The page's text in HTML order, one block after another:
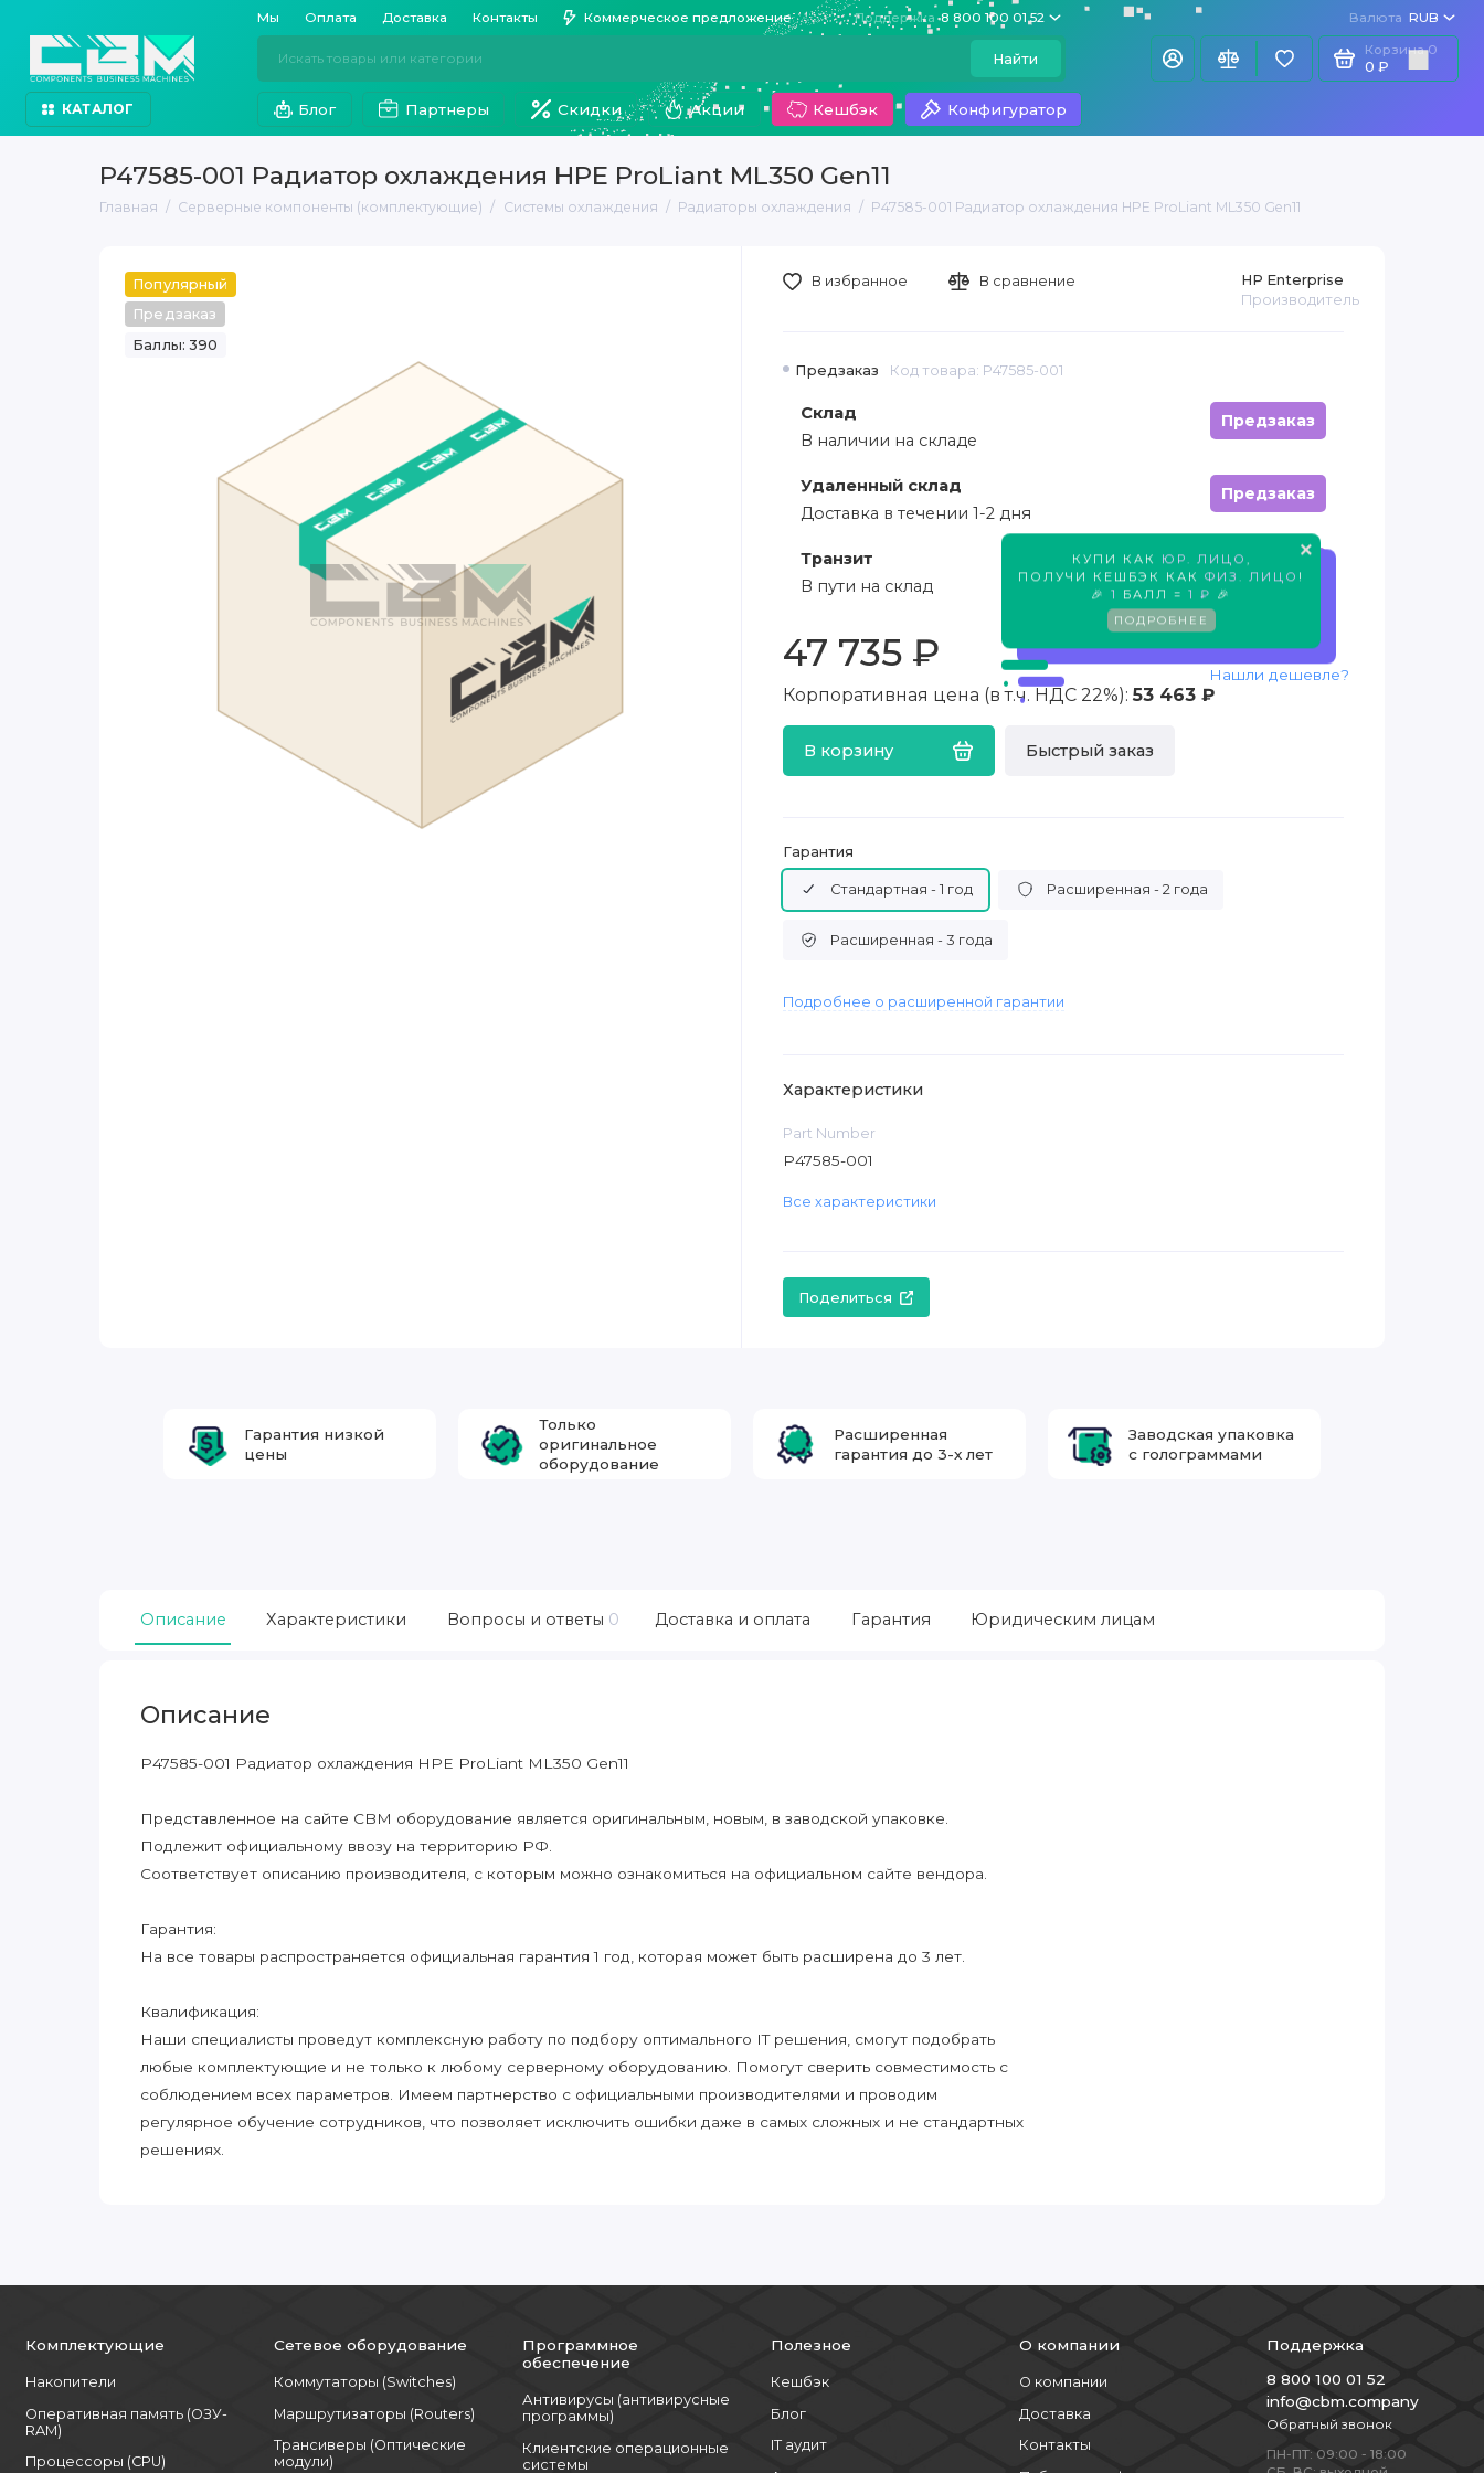
Мы Оплата Доставка Контакты Коммерческое предложение Поддержка 8 800 100 01 52 Валюта RUB
Найти
Корзина 0
0 ₽
КАТАЛОГ Блог Партнеры Скидки Акции Кешбэк Конфигуратор
P47585-001 Радиатор охлаждения HPE ProLiant ML350 Gen11
Главная Серверные компоненты (комплектующие) Системы охлаждения Радиаторы охлаждения P47585-001 Радиатор охлаждения HPE ProLiant ML350 Gen11
Популярный
Предзаказ
Баллы: 390
×
КУПИ КАК ЮР. ЛИЦО
ПОЛУЧИ КЕШБЭК КАК ФИЗ. ЛИЦО !
🎉 1 БАЛЛ = 1 ₽ 🎉
ПОДРОБНЕЕ
Предзаказ Код товара: P47585-001
HP Enterprise
Производитель
Склад
Предзаказ
В наличии на складе
Удаленный склад
Предзаказ
Доставка в течении 1-2 дня
Транзит
Предзаказ
В пути на склад
47 735 ₽
Корпоративная цена (в т.ч. НДС 22%):53 463 ₽
В корзину Быстрый заказ
Нашли дешевле?
В избранное В сравнение
Гарантия
Стандартная - 1 год Расширенная - 2 года
Расширенная - 3 года
Подробнее о расширенной гарантии
Характеристики
Part Number
P47585-001
Все характеристики
Поделиться
Гарантия низкой
цены
Только
оригинальное
оборудование
Расширенная
гарантия до 3-х лет
Заводская упаковка
с голограммами
Описание Характеристики Вопросы и ответы 0 Доставка и оплата Гарантия Юридическим лицам
Описание
P47585-001 Радиатор охлаждения HPE ProLiant ML350 Gen11
Представленное на сайте CBM оборудование является оригинальным, новым, в заводской упаковке.
Подлежит официальному ввозу на территорию РФ.
Соответствует описанию производителя, с которым можно ознакомиться на официальном сайте вендора.
Гарантия:
На все товары распространяется официальная гарантия 1 год, которая может быть расширена до 3 лет.
Квалификация:
Наши специалисты проведут комплексную работу по подбору оптимального IT решения, смогут подобрать
любые комплектующие и не только к любому серверному оборудованию. Помогут сверить совместимость с
соблюдением всех параметров. Имеем партнерство с официальными производителями и проводим
регулярное обучение сотрудников, что позволяет исключить ошибки даже в самых сложных и не стандартных
решениях.
Комплектующие
Накопители
Оперативная память (ОЗУ-
RAM)
Процессоры (CPU)
Сетевое оборудование
Коммутаторы (Switches)
Маршрутизаторы (Routers)
Трансиверы (Оптические
модули)
Программное
обеспечение
Антивирусы (антивирусные
программы)
Клиентские операционные
системы
Полезное
Кешбэк
Блог
IT аудит
О компании
О компании
Доставка
Контакты
Поддержка
8 800 100 01 52
info@cbm.company
Обратный звонок
ПН-ПТ: 09:00 - 18:00